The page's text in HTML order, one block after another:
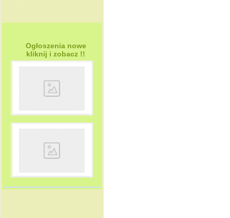
Ogłoszenia nowe
kliknij i zobacz !!